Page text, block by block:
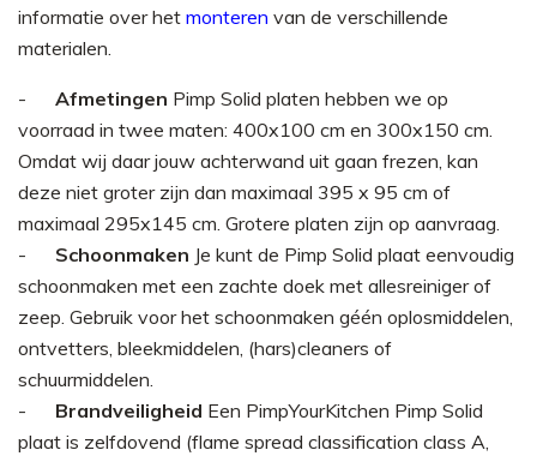
informatie over het monteren van de verschillende
materialen.
Afmetingen Pimp Solid platen hebben we op
voorraad in twee maten: 400x100 cm en 300x150 cm.
Omdat wij daar jouw achterwand uit gaan frezen, kan
deze niet groter zijn dan maximaal 395 x 95 cm of
maximaal 295x145 cm. Grotere platen zijn op aanvraag.
Schoonmaken Je kunt de Pimp Solid plaat eenvoudig
schoonmaken met een zachte doek met allesreiniger of
zeep. Gebruik voor het schoonmaken géén oplosmiddelen,
ontvetters, bleekmiddelen, (hars)cleaners of
schuurmiddelen.
Brandveiligheid Een PimpYourKitchen Pimp Solid
plaat is zelfdovend (flame spread classification class A,